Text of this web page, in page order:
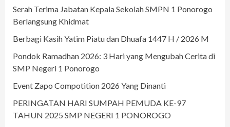
Serah Terima Jabatan Kepala Sekolah SMPN 1 Ponorogo
Berlangsung Khidmat
Berbagi Kasih Yatim Piatu dan Dhuafa 1447 H / 2026 M
Pondok Ramadhan 2026: 3 Hari yang Mengubah Cerita di
SMP Negeri 1 Ponorogo
Event Zapo Compotition 2026 Yang Dinanti
PERINGATAN HARI SUMPAH PEMUDA KE-97
TAHUN 2025 SMP NEGERI 1 PONOROGO